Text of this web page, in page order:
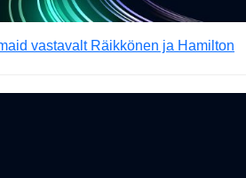
vastavalt Räikkönen ja Hamilton